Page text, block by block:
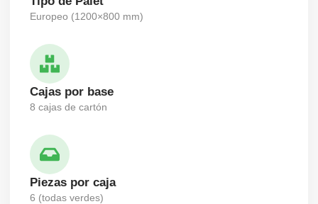
Europeo (1200×800 mm)
Cajas por base
8 cajas de cartón
Piezas por caja
6 (todas verdes)